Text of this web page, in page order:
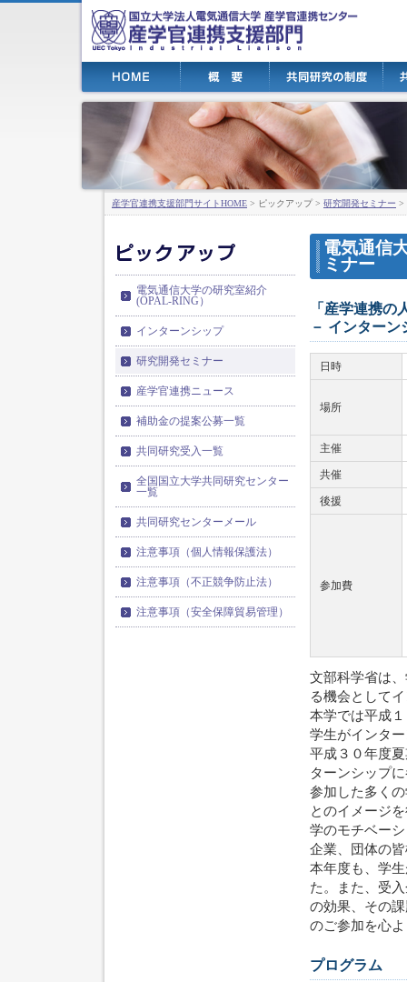
産学官連携支援部門サイトHOME > ピックアップ > 研究開発セミナー >
電気通信
ミナー
「産学連携の
－ インターン
日時
場所
主催
共催
後援
参加費
文部科学省は
る機会として
本学では平成
学生がインタ
平成３０年度
ターンシップ
参加した多く
とのイメージ
学のモチベー
企業、団体の
本年度も、学
た。また、受
の効果、その
のご参加を心
プログラム
電気通信大学の研究室紹介
(OPAL-RING）
インターンシップ
研究開発セミナー
産学官連携ニュース
補助金の提案公募一覧
共同研究受入一覧
全国国立大学共同研究センター
一覧
共同研究センターメール
注意事項（個人情報保護法）
注意事項（不正競争防止法）
注意事項（安全保障貿易管理）